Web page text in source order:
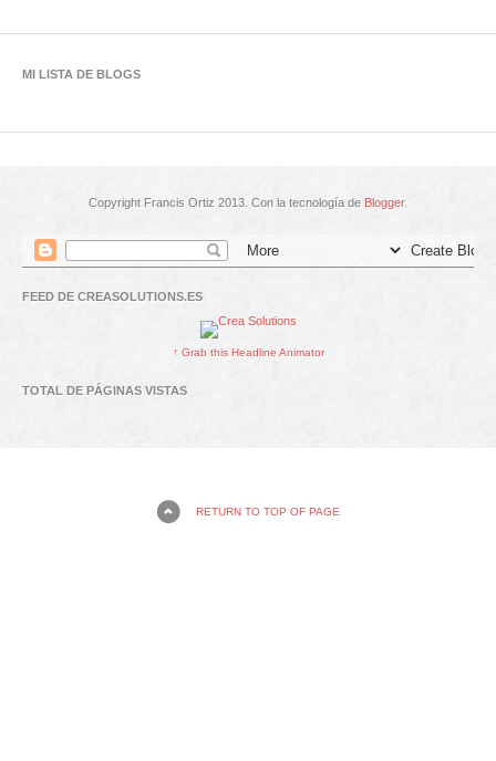
MI LISTA DE BLOGS
Copyright Francis Ortiz 2013. Con la tecnología de Blogger.
FEED DE CREASOLUTIONS.ES
↑ Grab this Headline Animator
TOTAL DE PÁGINAS VISTAS
RETURN TO TOP OF PAGE